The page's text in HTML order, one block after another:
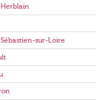
sur-Loire